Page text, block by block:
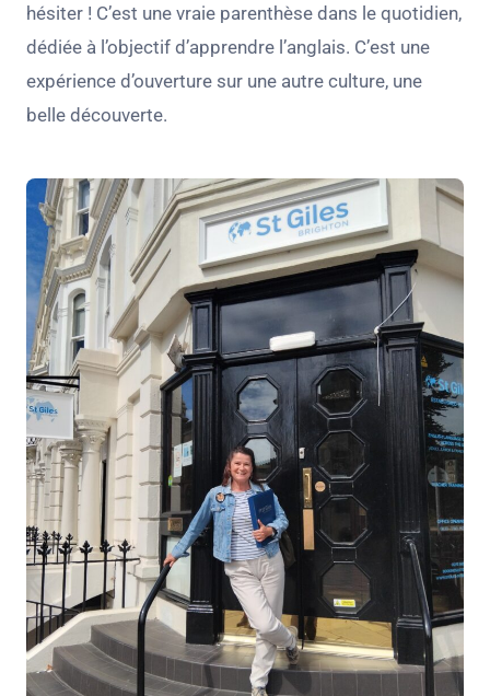
hésiter ! C’est une vraie parenthèse dans le quotidien,
dédiée à l’objectif d’apprendre l’anglais. C’est une
expérience d’ouverture sur une autre culture, une
belle découverte.